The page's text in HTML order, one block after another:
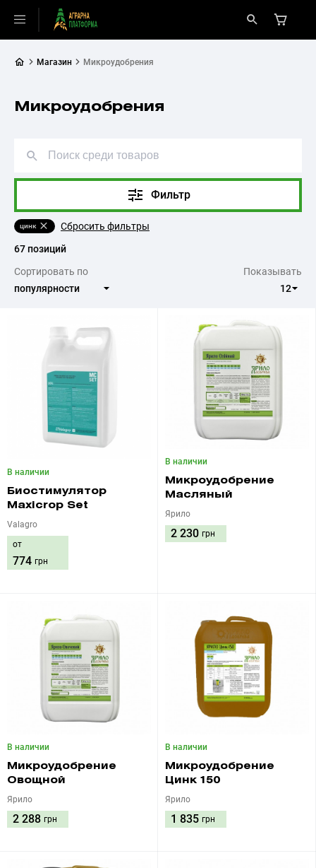
Магазин Микроудобрения
Микроудобрения
цинк Сбросить фильтры
Фильтр
67 позиций
Сортировать по
Показывать
В наличии
Биостимулятор
Maxicrop Set
Valagro
от
774 грн
В наличии
Микроудобрение
Масляный
Ярило
2 230 грн
В наличии
Микроудобрение
Овощной
Ярило
2 288 грн
В наличии
Микроудобрение
Цинк 150
Ярило
1 835 грн